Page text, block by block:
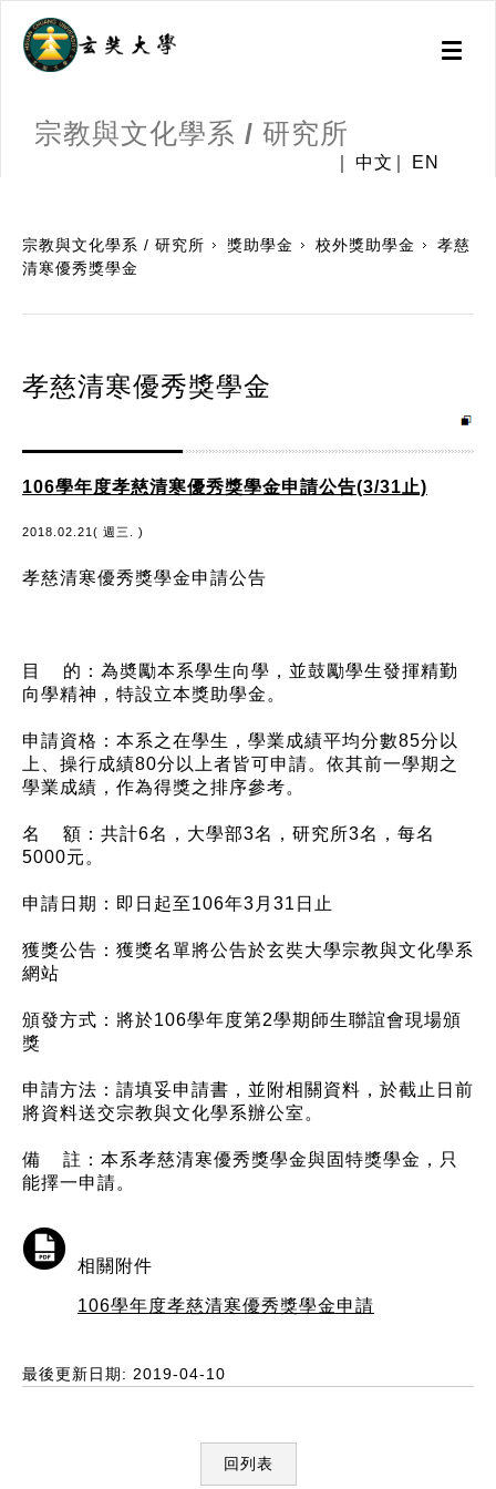
Toggle
宗教與文化學系 / 研究所
中文 EN
宗教與文化學系 / 研究所 獎助學金 校外獎助學金
孝慈
清寒優秀獎學金
孝慈清寒優秀獎學金
106學年度孝慈清寒優秀獎學金申請公告(3/31止)
2018.02.21( 週三. )
孝慈清寒優秀獎學金申請公告
目 的：為奬勵本系學生向學，並鼓勵學生發揮精勤
向學精神，特設立本獎助學金。
申請資格：本系之在學生，學業成績平均分數85分以
上、操行成績80分以上者皆可申請。依其前一學期之
學業成績，作為得獎之排序參考。
名 額：共計6名，大學部3名，研究所3名，每名
5000元。
申請日期：即日起至106年3月31日止
獲獎公告：獲獎名單將公告於玄奘大學宗教與文化學系
網站
頒發方式：將於106學年度第2學期師生聯誼會現場頒
獎
申請方法：請填妥申請書，並附相關資料，於截止日前
將資料送交宗教與文化學系辦公室。
備 註：本系孝慈清寒優秀獎學金與固特獎學金，只
能擇一申請。
相關附件
106學年度孝慈清寒優秀獎學金申請
最後更新日期: 2019-04-10
回列表